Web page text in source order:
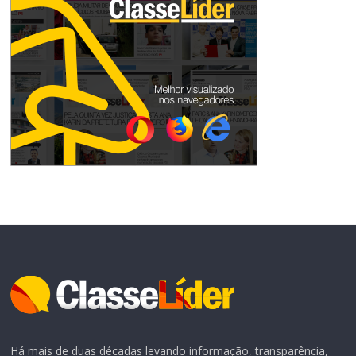
Há mais de duas décadas levando informação, transparência,